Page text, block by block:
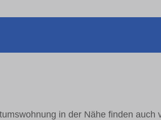
in der Nähe finden auch